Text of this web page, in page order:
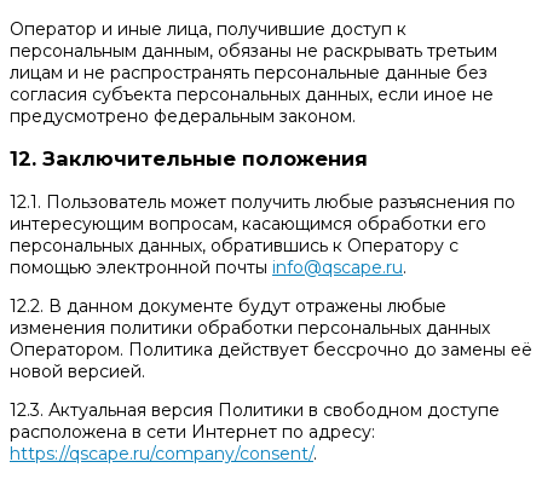
Оператор и иные лица, получившие доступ к
персональным данным, обязаны не раскрывать третьим
лицам и не распространять персональные данные без
согласия субъекта персональных данных, если иное не
предусмотрено федеральным законом.
12. Заключительные положения
12.1. Пользователь может получить любые разъяснения по
интересующим вопросам, касающимся обработки его
персональных данных, обратившись к Оператору с
помощью электронной почты info@qscape.ru.
12.2. В данном документе будут отражены любые
изменения политики обработки персональных данных
Оператором. Политика действует бессрочно до замены её
новой версией.
12.3. Актуальная версия Политики в свободном доступе
расположена в сети Интернет по адресу:
https://qscape.ru/company/consent/.